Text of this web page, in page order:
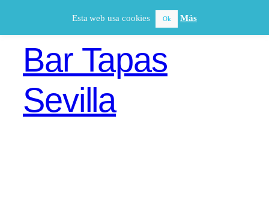
Bar Tapas
Sevilla
Esta web usa cookies Ok Más